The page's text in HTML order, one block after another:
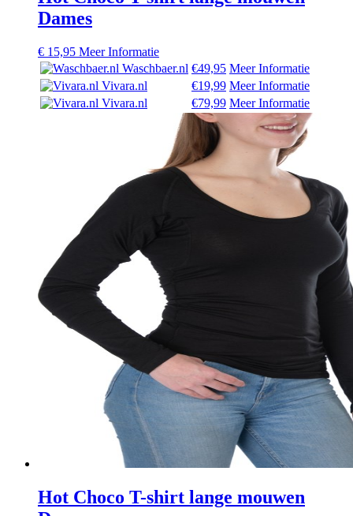
Dames
€ 15,95 Meer Informatie
Waschbaer.nl €49,95 Meer Informatie
Vivara.nl
€19,99 Meer Informatie
Vivara.nl
€79,99 Meer Informatie
Hot Choco T-shirt lange mouwen